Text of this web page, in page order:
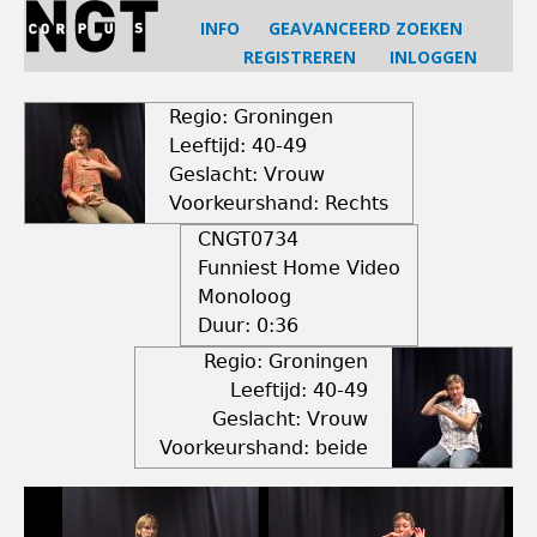
Jump
navigation
INFO
GEAVANCEERD ZOEKEN
REGISTREREN
INLOGGEN
Regio: Groningen
Leeftijd: 40-49
Geslacht: Vrouw
Voorkeurshand: Rechts
CNGT0734
Funniest Home Video
Monoloog
Duur: 0:36
Regio: Groningen
Leeftijd: 40-49
Geslacht: Vrouw
Voorkeurshand: beide